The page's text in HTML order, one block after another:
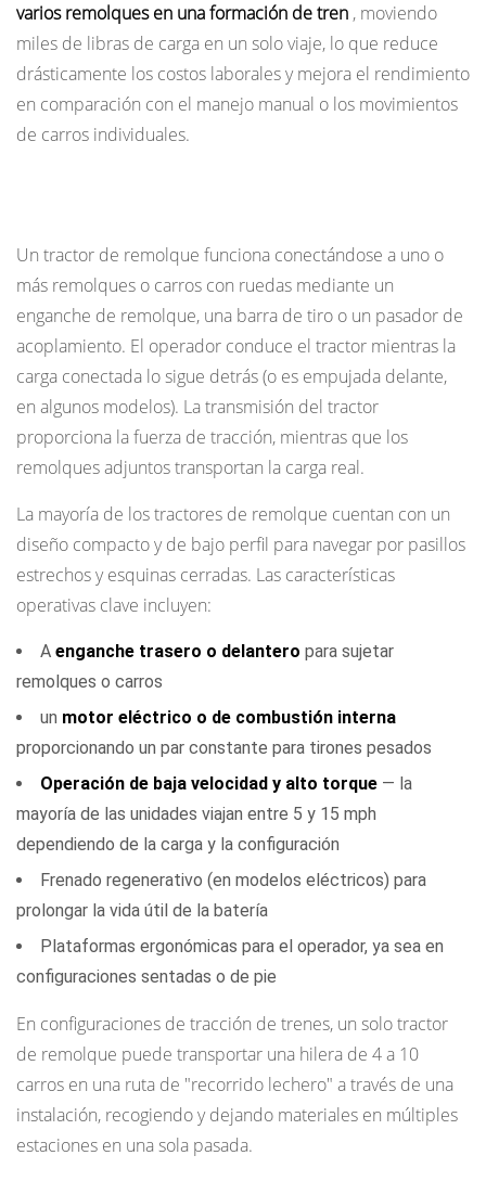
eléctricos
2.2
Tractores
de
remolque
(IC)
2.3
Tractores
de
remolque
para
peatones
(Walkie)
2.4
Tractores
de
remolque
con
automatizado
(AGT)
Aplicaciones
clave
de
los
remolque
3.1
Apoyo
en
tierra
3.2
Centros
varios remolques en una formación de tren , moviendo
miles de libras de carga en un solo viaje, lo que reduce
drásticamente los costos laborales y mejora el rendimiento
en comparación con el manejo manual o los movimientos
de carros individuales.
Un tractor de remolque funciona conectándose a uno o
más remolques o carros con ruedas mediante un
enganche de remolque, una barra de tiro o un pasador de
acoplamiento. El operador conduce el tractor mientras la
carga conectada lo sigue detrás (o es empujada delante,
en algunos modelos). La transmisión del tractor
proporciona la fuerza de tracción, mientras que los
remolques adjuntos transportan la carga real.
La mayoría de los tractores de remolque cuentan con un
diseño compacto y de bajo perfil para navegar por pasillos
estrechos y esquinas cerradas. Las características
operativas clave incluyen:
A enganche trasero o delantero para sujetar
remolques o carros
un motor eléctrico o de combustión interna
proporcionando un par constante para tirones pesados
Operación de baja velocidad y alto torque — la
mayoría de las unidades viajan entre 5 y 15 mph
dependiendo de la carga y la configuración
Frenado regenerativo (en modelos eléctricos) para
prolongar la vida útil de la batería
Plataformas ergonómicas para el operador, ya sea en
configuraciones sentadas o de pie
En configuraciones de tracción de trenes, un solo tractor
de remolque puede transportar una hilera de 4 a 10
carros en una ruta de "recorrido lechero" a través de una
instalación, recogiendo y dejando materiales en múltiples
estaciones en una sola pasada.